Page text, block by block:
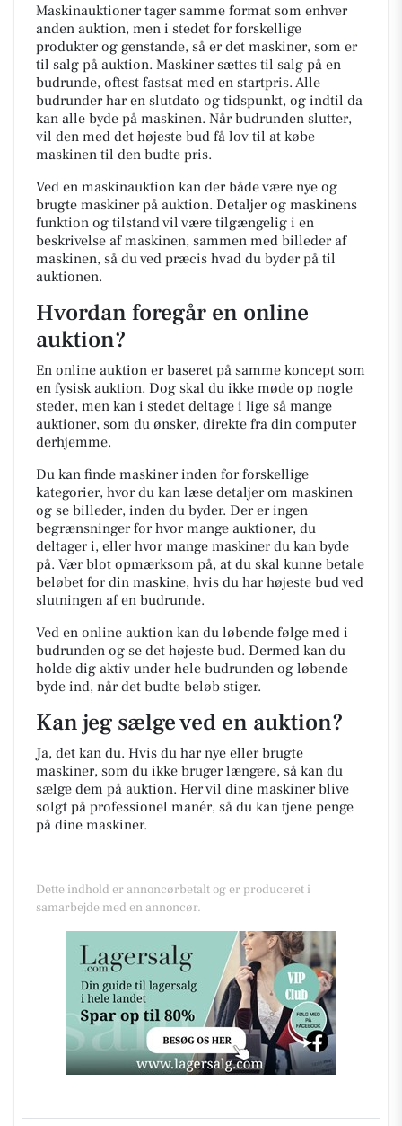
Maskinauktioner tager samme format som enhver
anden auktion, men i stedet for forskellige
produkter og genstande, så er det maskiner, som er
til salg på auktion. Maskiner sættes til salg på en
budrunde, oftest fastsat med en startpris. Alle
budrunder har en slutdato og tidspunkt, og indtil da
kan alle byde på maskinen. Når budrunden slutter,
vil den med det højeste bud få lov til at købe
maskinen til den budte pris.
Ved en maskinauktion kan der både være nye og
brugte maskiner på auktion. Detaljer og maskinens
funktion og tilstand vil være tilgængelig i en
beskrivelse af maskinen, sammen med billeder af
maskinen, så du ved præcis hvad du byder på til
auktionen.
Hvordan foregår en online
auktion?
En online auktion er baseret på samme koncept som
en fysisk auktion. Dog skal du ikke møde op nogle
steder, men kan i stedet deltage i lige så mange
auktioner, som du ønsker, direkte fra din computer
derhjemme.
Du kan finde maskiner inden for forskellige
kategorier, hvor du kan læse detaljer om maskinen
og se billeder, inden du byder. Der er ingen
begrænsninger for hvor mange auktioner, du
deltager i, eller hvor mange maskiner du kan byde
på. Vær blot opmærksom på, at du skal kunne betale
beløbet for din maskine, hvis du har højeste bud ved
slutningen af en budrunde.
Ved en online auktion kan du løbende følge med i
budrunden og se det højeste bud. Dermed kan du
holde dig aktiv under hele budrunden og løbende
byde ind, når det budte beløb stiger.
Kan jeg sælge ved en auktion?
Ja, det kan du. Hvis du har nye eller brugte
maskiner, som du ikke bruger længere, så kan du
sælge dem på auktion. Her vil dine maskiner blive
solgt på professionel manér, så du kan tjene penge
på dine maskiner.
Dette indhold er annoncørbetalt og er produceret i
samarbejde med en annoncør.